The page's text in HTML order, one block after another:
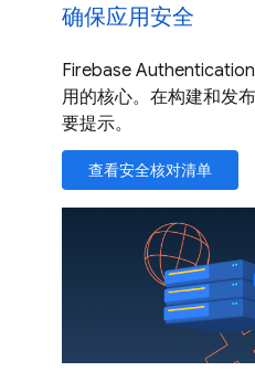
确保应用安全
Firebase
用的核心。在构建和发
要提示。
查看安全核对清单